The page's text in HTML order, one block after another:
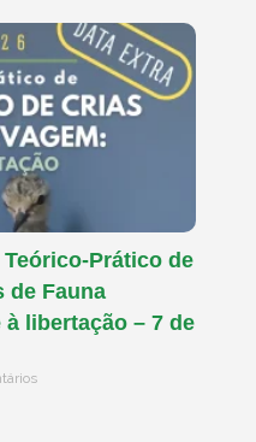
Teórico-Prático de
de Fauna
libertação – 7 de